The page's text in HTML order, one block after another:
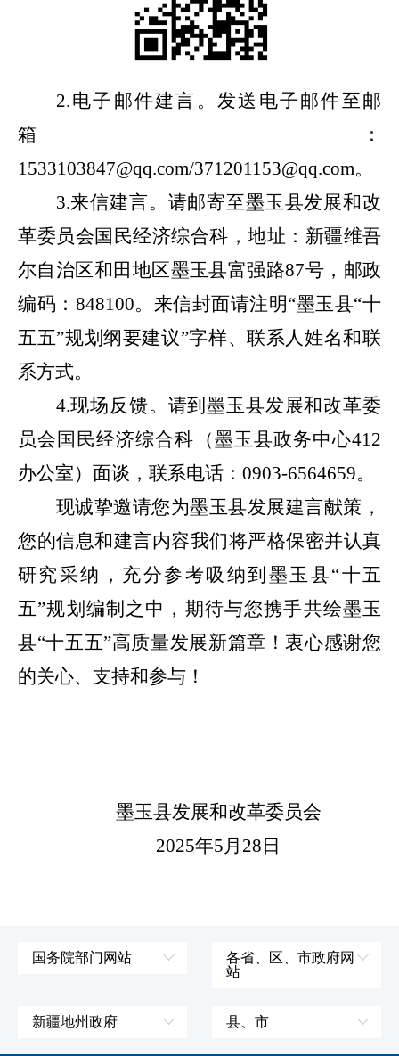
2.电子邮件建言。发送电子邮件至邮
箱：
1533103847@qq.com/371201153@qq.com。
3.来信建言。请邮寄至墨玉县发展和改
革委员会国民经济综合科，地址：新疆维吾
尔自治区和田地区墨玉县富强路87号，邮政
编码：848100。来信封面请注明“墨玉县“十
五五”规划纲要建议”字样、联系人姓名和联
系方式。
4.现场反馈。请到墨玉县发展和改革委
员会国民经济综合科（墨玉县政务中心412
办公室）面谈，联系电话：0903-6564659。
现诚挚邀请您为墨玉县发展建言献策，
您的信息和建言内容我们将严格保密并认真
研究采纳，充分参考吸纳到墨玉县“十五
五”规划编制之中，期待与您携手共绘墨玉
县“十五五”高质量发展新篇章！衷心感谢您
的关心、支持和参与！
墨玉县发展和改革委员会
2025年5月28日
国务院部门网站
国防部
各省、区、市政府网
站
新疆地州政府
伊犁哈萨克自治州
县、市
皮山县